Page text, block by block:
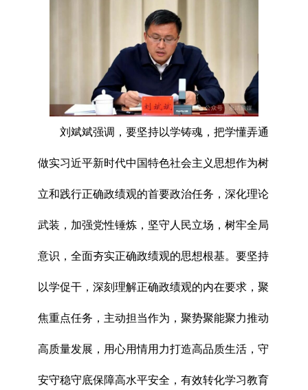
刘斌斌强调，要坚持以学铸魂，把学懂弄通
做实习近平新时代中国特色社会主义思想作为树
立和践行正确政绩观的首要政治任务，深化理论
武装，加强党性锤炼，坚守人民立场，树牢全局
意识，全面夯实正确政绩观的思想根基。要坚持
以学促干，深刻理解正确政绩观的内在要求，聚
焦重点任务，主动担当作为，聚势聚能聚力推动
高质量发展，用心用情用力打造高品质生活，守
安守稳守底保障高水平安全，有效转化学习教育